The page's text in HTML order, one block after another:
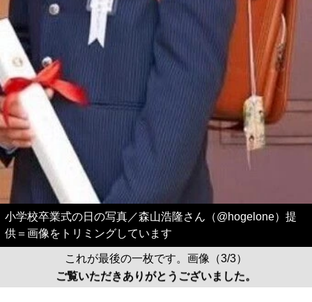
小学校卒業式の日の写真／森山浩隆さん（@hogelone）提
供＝画像をトリミングしています
これが最後の一枚です。画像（3/3）
ご覧いただきありがとうございました。